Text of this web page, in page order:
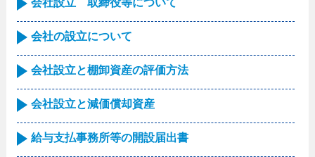
会社設立 取締役等について
会社の設立について
会社設立と棚卸資産の評価方法
会社設立と減価償却資産
給与支払事務所等の開設届出書